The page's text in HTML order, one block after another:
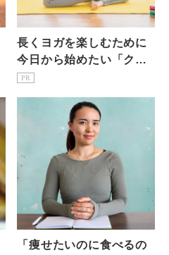
長くヨガを楽しむために
今日から始めたい「クロ
レラ生活」
PR
「痩せたいのに食べるの